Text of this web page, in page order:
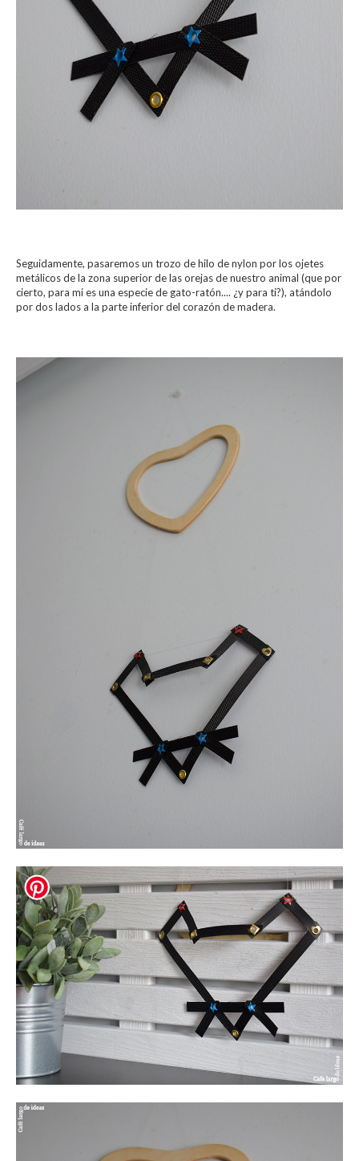
Seguidamente, pasaremos un trozo de hilo de nylon por los ojetes
metálicos de la zona superior de las orejas de nuestro animal (que por
cierto, para mi es una especie de gato-ratón.... ¿y para ti?), atándolo
por dos lados a la parte inferior del corazón de madera.